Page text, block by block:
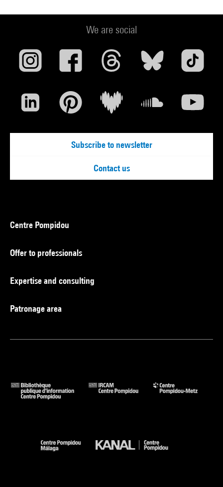
We are social
Subscribe to newsletter
Contact us
Centre Pompidou
Offer to professionals
Expertise and consulting
Patronage area